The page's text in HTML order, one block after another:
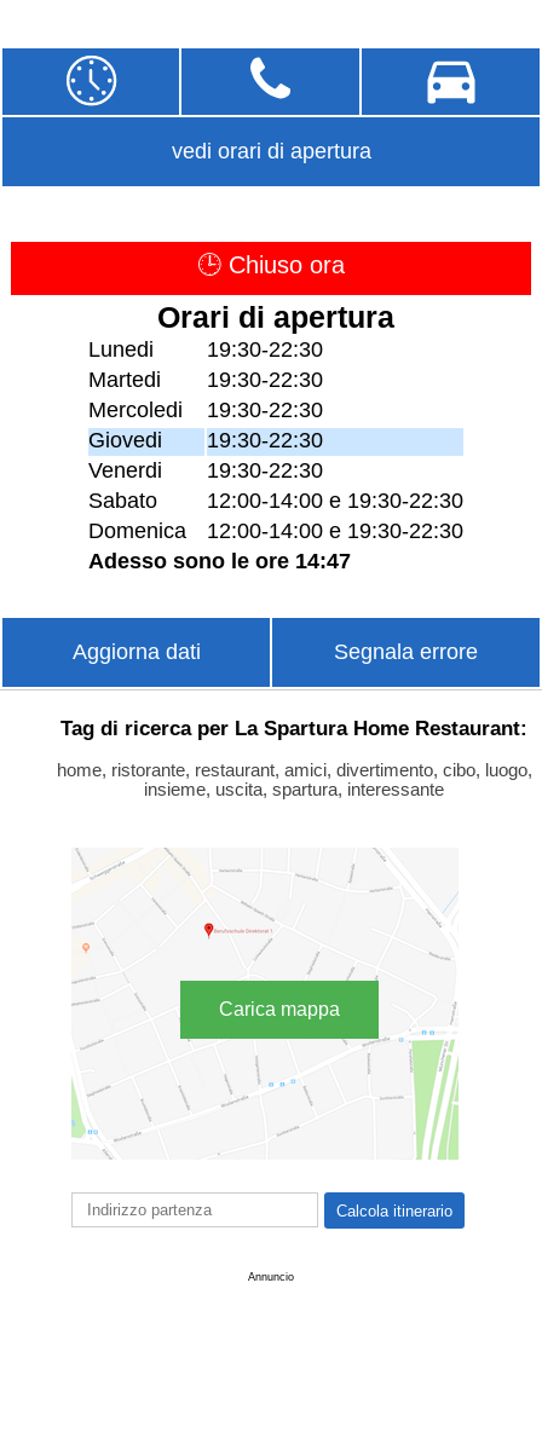
vedi orari di apertura
🕒 Chiuso ora
Orari di apertura
Lunedi
19:30-22:30
Martedi
19:30-22:30
Mercoledi
19:30-22:30
Giovedi
19:30-22:30
Venerdi
19:30-22:30
Sabato
12:00-14:00 e 19:30-22:30
Domenica
12:00-14:00 e 19:30-22:30
Adesso sono le ore 14:47
Aggiorna dati Segnala errore
Tag di ricerca per La Spartura Home Restaurant:
home, ristorante, restaurant, amici, divertimento, cibo, luogo,
insieme, uscita, spartura, interessante
Carica mappa
Annuncio